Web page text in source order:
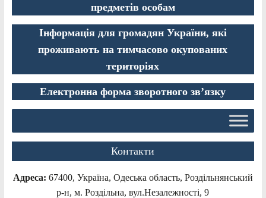
предметів особам
Інформація для громадян України, які
проживають на тимчасово окупованих
територіях
Електронна форма зворотного зв’язку
Контакти
Адреса: 67400, Україна, Одеська область, Роздільнянський
р-н, м. Роздільна, вул.Незалежності, 9